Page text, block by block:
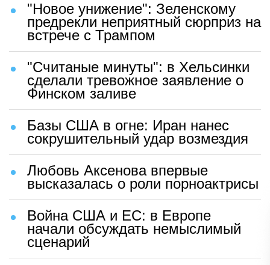
"Новое унижение": Зеленскому
предрекли неприятный сюрприз на
встрече с Трампом
"Считаные минуты": в Хельсинки
сделали тревожное заявление о
Финском заливе
Базы США в огне: Иран нанес
сокрушительный удар возмездия
Любовь Аксенова впервые
высказалась о роли порноактрисы
Война США и ЕС: в Европе
начали обсуждать немыслимый
сценарий